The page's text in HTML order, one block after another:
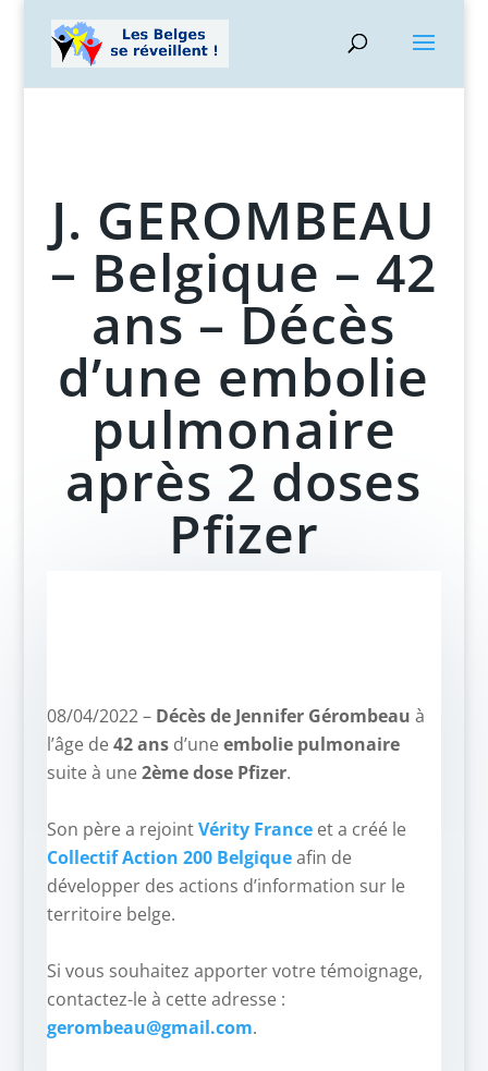
J. GEROMBEAU
– Belgique – 42
ans – Décès
d’une embolie
pulmonaire
après 2 doses
Pfizer
08/04/2022 – Décès de Jennifer Gérombeau à
l’âge de42 ansd’uneembolie pulmonaire
suite à une2ème dose Pfizer.
Son père a rejointVérity Franceet a créé le
Collectif Action 200 Belgiqueafin de
développer des actions d’information sur le
territoire belge.
Si vous souhaitez apporter votre témoignage,
contactez-le à cette adresse :
gerombeau@gmail.com.